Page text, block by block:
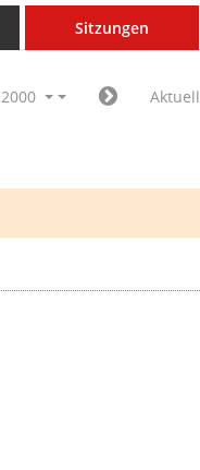
Sitzungen
2000 Aktuell